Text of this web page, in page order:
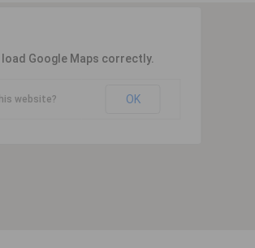
Google Maps correctly.
website? OK